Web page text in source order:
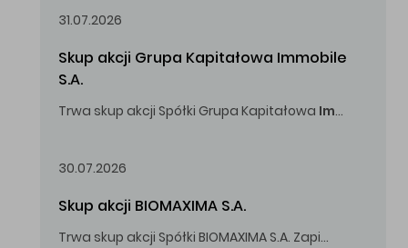
31.07.2026
Skup akcji Grupa Kapitałowa Immobile
S.A.
Trwa skup akcji Spółki Grupa Kapitałowa Immobile
30.07.2026
Skup akcji BIOMAXIMA S.A.
Trwa skup akcji Spółki BIOMAXIMA S.A. Zapisy do 4 sierpnia 2026 r. do godz. 16.00.